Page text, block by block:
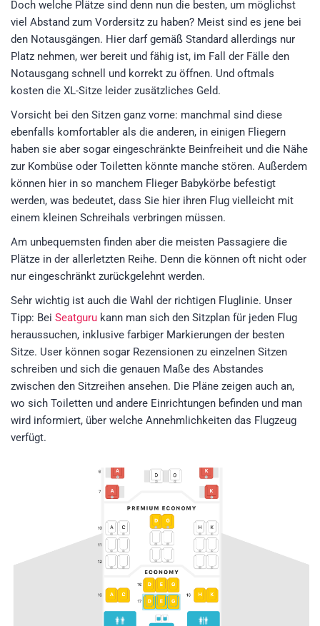
Doch welche Plätze sind denn nun die besten, um möglichst
viel Abstand zum Vordersitz zu haben? Meist sind es jene bei
den Notausgängen. Hier darf gemäß Standard allerdings nur
Platz nehmen, wer bereit und fähig ist, im Fall der Fälle den
Notausgang schnell und korrekt zu öffnen. Und oftmals
kosten die XL-Sitze leider zusätzliches Geld.
Vorsicht bei den Sitzen ganz vorne: manchmal sind diese
ebenfalls komfortabler als die anderen, in einigen Fliegern
haben sie aber sogar eingeschränkte Beinfreiheit und die Nähe
zur Kombüse oder Toiletten könnte manche stören. Außerdem
können hier in so manchem Flieger Babykörbe befestigt
werden, was bedeutet, dass Sie hier ihren Flug vielleicht mit
einem kleinen Schreihals verbringen müssen.
Am unbequemsten finden aber die meisten Passagiere die
Plätze in der allerletzten Reihe. Denn die können oft nicht oder
nur eingeschränkt zurückgelehnt werden.
Sehr wichtig ist auch die Wahl der richtigen Fluglinie. Unser
Tipp: Bei Seatguru kann man sich den Sitzplan für jeden Flug
heraussuchen, inklusive farbiger Markierungen der besten
Sitze. User können sogar Rezensionen zu einzelnen Sitzen
schreiben und sich die genauen Maße des Abstandes
zwischen den Sitzreihen ansehen. Die Pläne zeigen auch an,
wo sich Toiletten und andere Einrichtungen befinden und man
wird informiert, über welche Annehmlichkeiten das Flugzeug
verfügt.